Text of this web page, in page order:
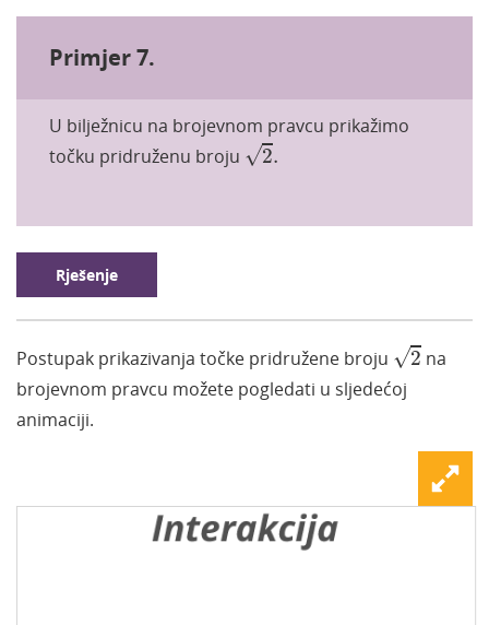
Primjer 7.
U bilježnicu na brojevnom pravcu prikažimo
točku pridruženu broju √2.
2.
Rješenje
Postupak prikazivanja točke pridružene broju √2 na
brojevnom pravcu možete pogledati u sljedećoj
animaciji.